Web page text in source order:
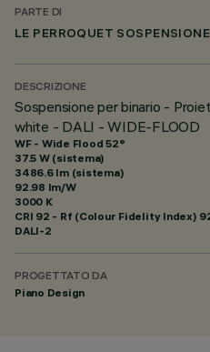
PARTE DI
LE PERROQUET
DESCRIZIONE
Sospensione per binario -
white - DALI - WIDE-FLOOD
WF - Wide Flood 52°
37.5 W (sistema)
3486.6 lm (sistema)
92.98 lm/W
3000 K
CRI 92 - Rf (Colour Fidelity Index)
DALI-2
PROGETTATO DA
Piano Design